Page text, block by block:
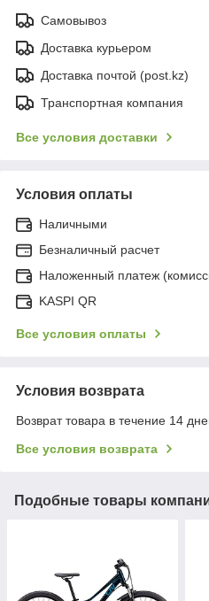
Самовывоз
Доставка курьером
Доставка почтой (post.kz)
Транспортная компания
Все условия доставки
Условия оплаты
Наличными
Безналичный расчет
Наложенный платеж
KASPI QR
Все условия оплаты
Условия возврата
Возврат товара в течение 14
Все условия возврата
Подобные товары